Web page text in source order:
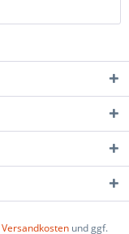
Versandkosten und ggf.